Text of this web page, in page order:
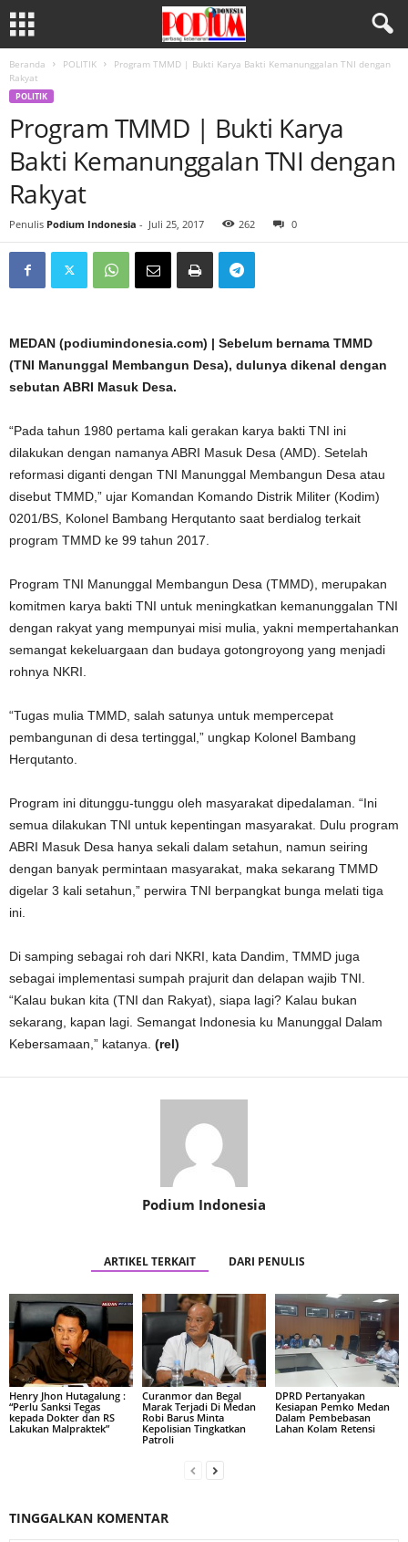
Beranda POLITIK
Program TMMD | Bukti Karya Bakti Kemanunggalan TNI dengan
Rakyat
POLITIK
Program TMMD | Bukti Karya
Bakti Kemanunggalan TNI dengan
Rakyat
Penulis Podium Indonesia - Juli 25, 2017 262 0
MEDAN (podiumindonesia.com) | Sebelum bernama TMMD
(TNI Manunggal Membangun Desa), dulunya dikenal dengan
sebutan ABRI Masuk Desa.
“Pada tahun 1980 pertama kali gerakan karya bakti TNI ini
dilakukan dengan namanya ABRI Masuk Desa (AMD). Setelah
reformasi diganti dengan TNI Manunggal Membangun Desa atau
disebut TMMD,” ujar Komandan Komando Distrik Militer (Kodim)
0201/BS, Kolonel Bambang Herqutanto saat berdialog terkait
program TMMD ke 99 tahun 2017.
Program TNI Manunggal Membangun Desa (TMMD), merupakan
komitmen karya bakti TNI untuk meningkatkan kemanunggalan TNI
dengan rakyat yang mempunyai misi mulia, yakni mempertahankan
semangat kekeluargaan dan budaya gotongroyong yang menjadi
rohnya NKRI.
“Tugas mulia TMMD, salah satunya untuk mempercepat
pembangunan di desa tertinggal,” ungkap Kolonel Bambang
Herqutanto.
Program ini ditunggu-tunggu oleh masyarakat dipedalaman. “Ini
semua dilakukan TNI untuk kepentingan masyarakat. Dulu program
ABRI Masuk Desa hanya sekali dalam setahun, namun seiring
dengan banyak permintaan masyarakat, maka sekarang TMMD
digelar 3 kali setahun,” perwira TNI berpangkat bunga melati tiga
ini.
Di samping sebagai roh dari NKRI, kata Dandim, TMMD juga
sebagai implementasi sumpah prajurit dan delapan wajib TNI.
“Kalau bukan kita (TNI dan Rakyat), siapa lagi? Kalau bukan
sekarang, kapan lagi. Semangat Indonesia ku Manunggal Dalam
Kebersamaan,” katanya. (rel)
Podium Indonesia
ARTIKEL TERKAIT DARI PENULIS
Henry Jhon Hutagalung :
“Perlu Sanksi Tegas
kepada Dokter dan RS
Lakukan Malpraktek”
Curanmor dan Begal
Marak Terjadi Di Medan
Robi Barus Minta
Kepolisian Tingkatkan
Patroli
DPRD Pertanyakan
Kesiapan Pemko Medan
Dalam Pembebasan
Lahan Kolam Retensi
TINGGALKAN KOMENTAR